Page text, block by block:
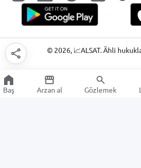
© 2026, 📈ALSAT. Ähli
Baş Arzan al Gözlemek